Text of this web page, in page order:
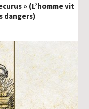
» (L’homme vit
dangers)